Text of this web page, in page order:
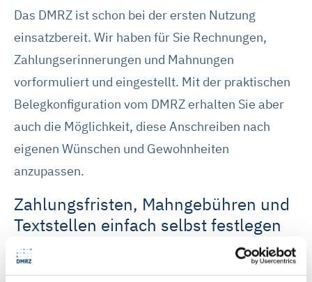
Das DMRZ ist schon bei der ersten Nutzung
einsatzbereit. Wir haben für Sie Rechnungen,
Zahlungserinnerungen und Mahnungen
vorformuliert und eingestellt. Mit der praktischen
Belegkonfiguration vom DMRZ erhalten Sie aber
auch die Möglichkeit, diese Anschreiben nach
eigenen Wünschen und Gewohnheiten
anzupassen.
Zahlungsfristen, Mahngebühren und
Textstellen einfach selbst festlegen
Legen Sie beispielsweise selbst die Zahlungsziele
sowie die Fristen zwischen den verschiedenen